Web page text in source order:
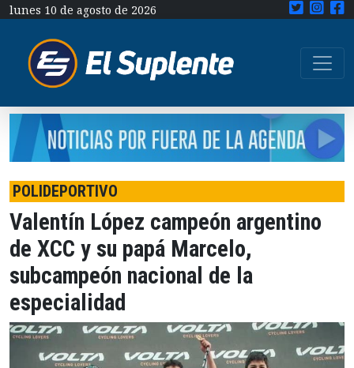
lunes 10 de agosto de 2026
POLIDEPORTIVO
Valentín López campeón argentino
de XCC y su papá Marcelo,
subcampeón nacional de la
especialidad